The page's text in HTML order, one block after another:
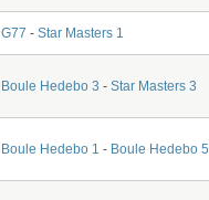
G77 - Star Masters 1
Boule Hedebo 3 - Star Masters 3
Boule Hedebo 1 - Boule Hedebo 5